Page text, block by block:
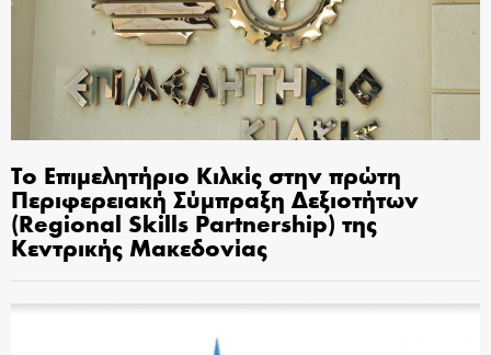
Το Επιμελητήριο Κιλκίς στην πρώτη
Περιφερειακή Σύμπραξη Δεξιοτήτων
(Regional Skills Partnership) της
Κεντρικής Μακεδονίας